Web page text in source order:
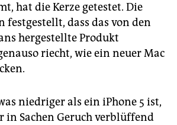
hat die Kerze getestet. Die
festgestellt, dass das von den
hergestellte Produkt
riecht, wie ein neuer Mac
niedriger als ein iPhone 5 ist,
Sachen Geruch verblüffend